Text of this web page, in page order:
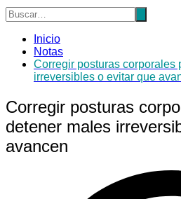
Inicio
Notas
Corregir posturas corporales
irreversibles o evitar que
Corregir posturas
detener males
avancen